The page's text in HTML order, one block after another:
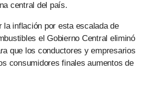
central del país.
la inflación por esta escalada de
el Gobierno Central eliminó
que los conductores y empresarios
consumidores finales aumentos de